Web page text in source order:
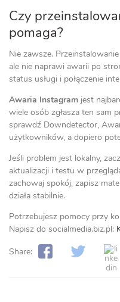
Czy
pomaga?
Nie zawsze.
ale nie naprawi awarii po
status usługi i połączenie
Awaria Instagram jest
wiele osób zgłasza ten sam
sprawdź Downdetector,
użytkowników, a dopiero
Jeśli problem jest lokalny,
aktualizacji i testu w
zachowaj spokój, zapisz
działa stabilnie.
Potrzebujesz pomocy przy
Napisz do socialmedia.biz.pl:
Share: